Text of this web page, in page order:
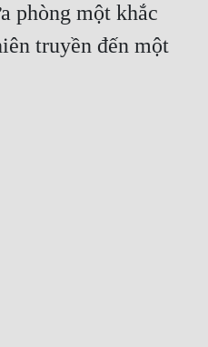
phòng một khắc
truyền đến một